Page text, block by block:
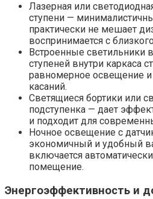
Лазерная или
ступени —
практически не мешает
воспринимается с
Встроенные светильники
ступеней внутри каркаса
равномерное освещение и
касаний.
Светящиеся бортики или
подступенка — дает
и подходит для
Ночное освещение с
экономичный и удобный
включается
помещение.
Энергоэффективность и